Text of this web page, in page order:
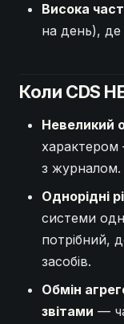
Висока
на день),
Коли CDS
Невеликий
характером
з журналом.
Однорідні
системи
потрібний,
засобів.
Обмін
звітами —